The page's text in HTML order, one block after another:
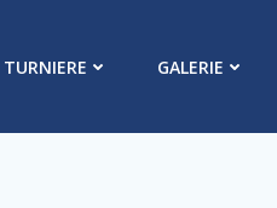
TURNIERE GALERIE